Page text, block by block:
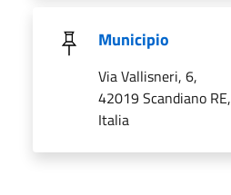
Municipio
Via Vallisneri, 6,
42019 Scandiano RE,
Italia